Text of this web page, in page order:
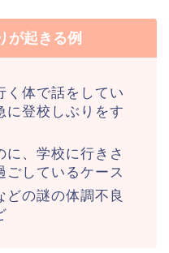
が起きる例
く体で話をしてい
に登校しぶりをす
に、学校に行きさ
ごしているケース
どの謎の体調不良